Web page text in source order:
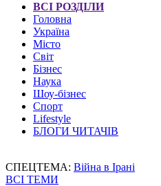
ВСІ РОЗДІЛИ
Головна
Україна
Місто
Світ
Бізнес
Наука
Шоу-бізнес
Спорт
Lifestyle
БЛОГИ ЧИТАЧІВ
СПЕЦТЕМА: Війна в Ірані
ВСІ ТЕМИ